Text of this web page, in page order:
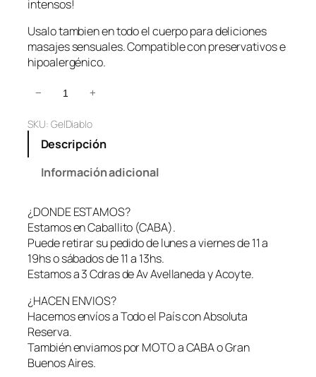
intensos!
Usalo tambien en todo el cuerpo para deliciones
masajes sensuales. Compatible con preservativos e
hipoalergénico.
b
i
t
e
E
f
e
c
t
o
C
a
− +
SKU: GelDiablo
Descripción
Información adicional
¿DONDE ESTAMOS?
Estamos en Caballito (CABA).
Puede retirar su pedido de lunes a viernes de 11 a
19hs o sábados de 11 a 13hs.
Estamos a 3 Cdras de Av Avellaneda y Acoyte.
¿HACEN ENVIOS?
Hacemos envíos a Todo el País con Absoluta
Reserva.
También enviamos por MOTO a CABA o Gran
Buenos Aires.